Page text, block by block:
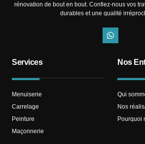
rénovation de bout en bout. Confiez-nous vos
durables et une qualité
Services
Menuiserie
Carrelage
Peinture
Maçonnerie
Nos
Qui
Nos
Pourquoi